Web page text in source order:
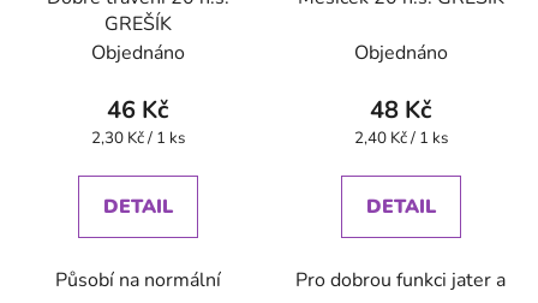
GREŠÍK
Objednáno
46 Kč
Měrná
2,30 Kč / 1 ks
DETAIL
Působí na normální
Objednáno
48 Kč
Měrná
2,40 Kč / 1 ks
DETAIL
Pro dobrou funkci jater a